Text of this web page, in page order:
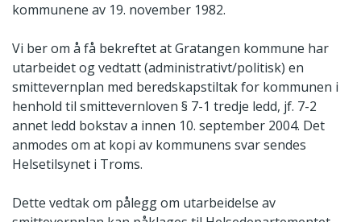
kommunene av 19. november 1982.
Vi ber om å få bekreftet at Gratangen kommune har
utarbeidet og vedtatt (administrativt/politisk) en
smittevernplan med beredskapstiltak for kommunen i
henhold til smittevernloven § 7-1 tredje ledd, jf. 7-2
annet ledd bokstav a innen 10. september 2004. Det
anmodes om at kopi av kommunens svar sendes
Helsetilsynet i Troms.
Dette vedtak om pålegg om utarbeidelse av